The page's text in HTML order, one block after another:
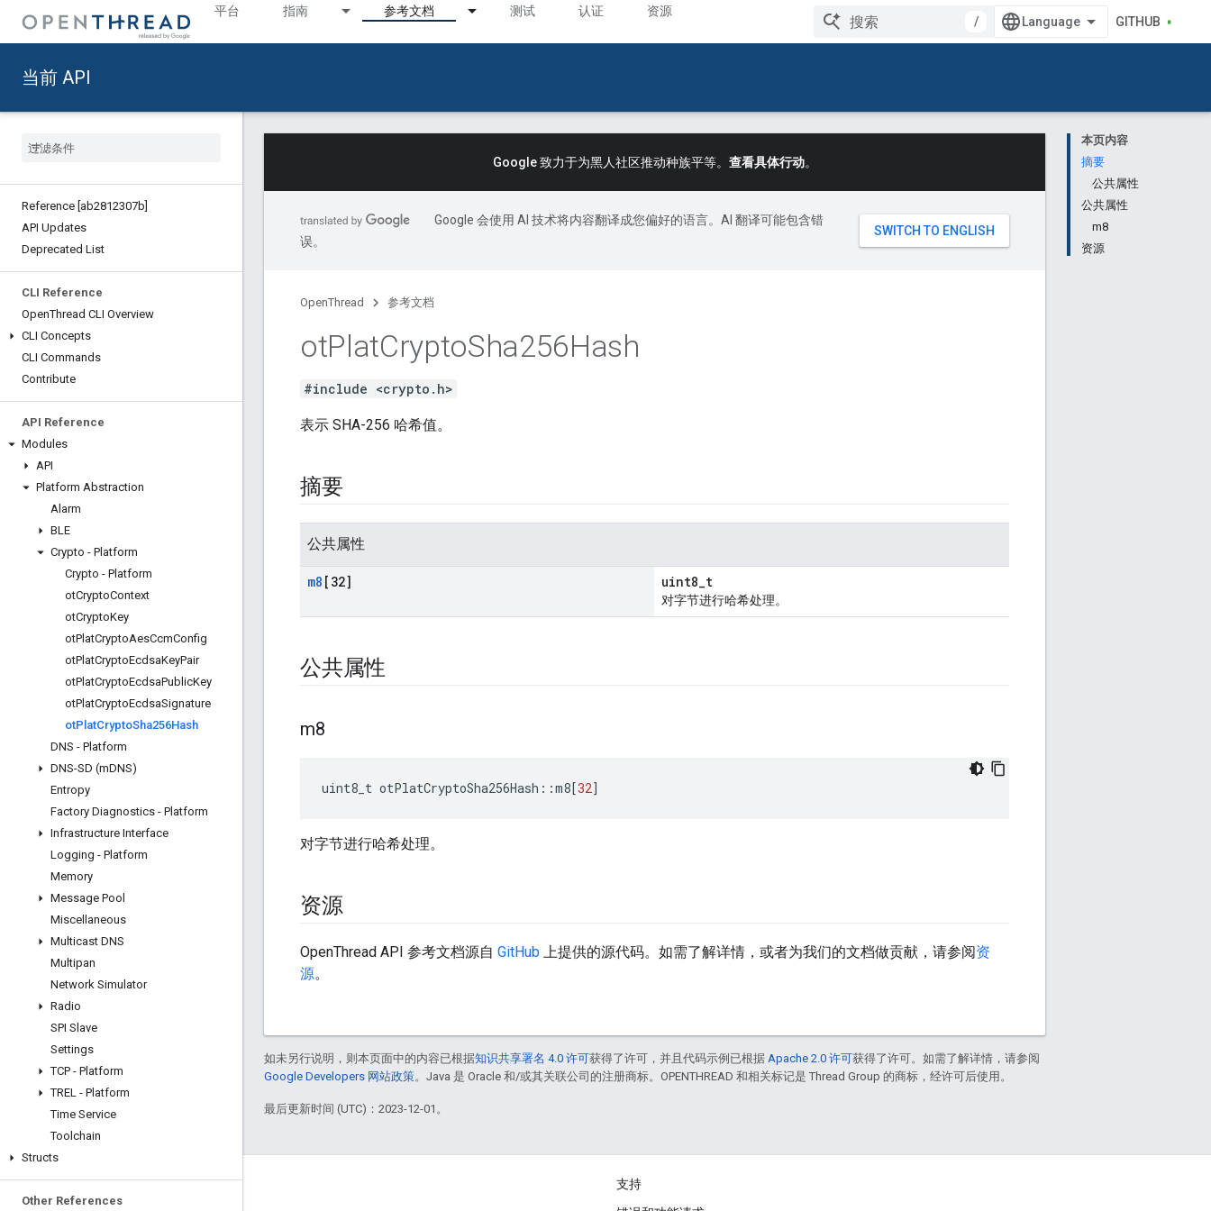
平台 指南 参考文档 测试 认证 资源
/ GITHUB
当前 API
Reference [ab2812307b]
API Updates
Deprecated List
CLI Reference
OpenThread CLI Overview
CLI Concepts
CLI Commands
Contribute
API Reference
Modules
API
Platform Abstraction
Alarm
BLE
Crypto - Platform
Crypto - Platform
otCryptoContext
otCryptoKey
otPlatCryptoAesCcmConfig
otPlatCryptoEcdsaKeyPair
otPlatCryptoEcdsaPublicKey
otPlatCryptoEcdsaSignature
otPlatCryptoSha256Hash
DNS - Platform
DNS-SD (mDNS)
Entropy
Factory Diagnostics - Platform
Infrastructure Interface
Logging - Platform
Memory
Message Pool
Miscellaneous
Multicast DNS
Multipan
Network Simulator
Radio
SPI Slave
Settings
TCP - Platform
TREL - Platform
Time Service
Toolchain
Structs
Other References
本页内容
摘要
公共属性
公共属性
m8
资源
Google 致力于为黑人社区推动种族平等。 查看具体行动。
Google 会使用 AI 技术将内容翻译成您偏好的语言。AI 翻译可能包含错
误。
OpenThread 参考文档
otPlatCryptoSha256Hash
#include <crypto.h>
表示 SHA-256 哈希值。
摘要
公共属性
m8 [32] uint8_t
对字节进行哈希处理。
公共属性
m8
uint8_t otPlatCryptoSha256Hash ::m8[32]
对字节进行哈希处理。
资源
OpenThread API 参考文档源自 GitHub 上提供的源代码。如需了解详情，或者为我们的文档做贡献，请参阅资
源。
如未另行说明，则本页面中的内容已根据知识共享署名 4.0 许可获得了许可，并且代码示例已根据 Apache 2.0 许可获得了许可。如需了解详情，请参阅
Google Developers 网站政策。Java 是 Oracle 和/或其关联公司的注册商标。OPENTHREAD 和相关标记是 Thread Group 的商标，经许可后使用。
最后更新时间 (UTC)：2023-12-01。
GitHub
支持